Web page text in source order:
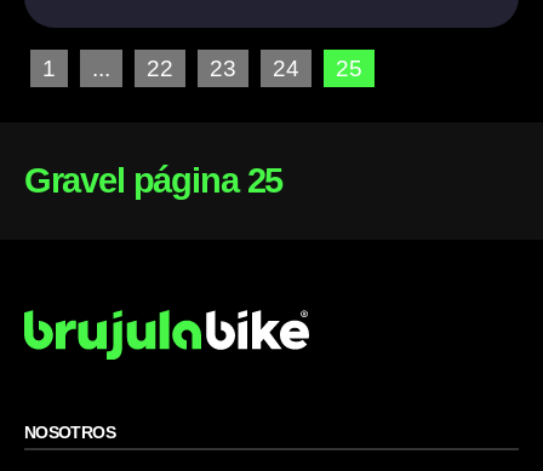
1 ... 22 23 24 25
Gravel página 25
NOSOTROS